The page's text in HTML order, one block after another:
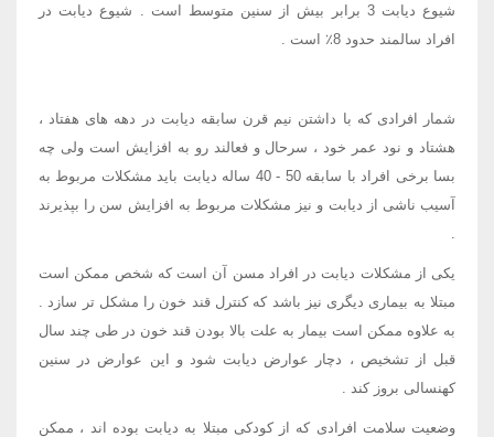
شیوع دیابت 3 برابر بیش از سنین متوسط است . شیوع دیابت در
افراد سالمند حدود 8٪ است .
شمار افرادی که با داشتن نیم قرن سابقه دیابت در دهه های هفتاد ،
هشتاد و نود عمر خود ، سرحال و فعالند رو به افزایش است ولی چه
بسا برخی افراد با سابقه 50 - 40 ساله دیابت باید مشکلات مربوط به
آسیب ناشی از دیابت و نیز مشکلات مربوط به افزایش سن را بپذیرند
یکی از مشکلات دیابت در افراد مسن آن است که شخص ممکن است
مبتلا به بیماری دیگری نیز باشد که کنترل قند خون را مشکل تر سازد .
به علاوه ممکن است بیمار به علت بالا بودن قند خون در طی چند سال
قبل از تشخیص ، دچار عوارض دیابت شود و این عوارض در سنین
کهنسالی بروز کند .
وضعیت سلامت افرادی که از کودکی مبتلا به دیابت بوده اند ، ممکن